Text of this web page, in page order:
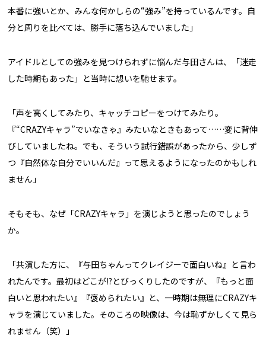
本番に強いとか、みんな何かしらの“強み”を持っているんです。自
分と周りを比べては、勝手に落ち込んでいました」
アイドルとしての強みを見つけられずに悩んだ与田さんは、「迷走
した時期もあった」と当時に想いを馳せます。
「声を高くしてみたり、キャッチコピーをつけてみたり。
『“CRAZYキャラ”でいなきゃ』みたいなときもあって……変に背伸
びしていましたね。でも、そういう試行錯誤があったから、少しず
つ『自然体な自分でいいんだ』って思えるようになったのかもしれ
ません」
そもそも、なぜ「CRAZYキャラ」を演じようと思ったのでしょう
か。
「共演した方に、『与田ちゃんってクレイジーで面白いね』と言わ
れたんです。最初はどこが!?とびっくりしたのですが、『もっと面
白いと思われたい』『褒められたい』と、一時期は無理にCRAZYキ
ャラを演じていました。そのころの映像は、今は恥ずかしくて見ら
れません（笑）」